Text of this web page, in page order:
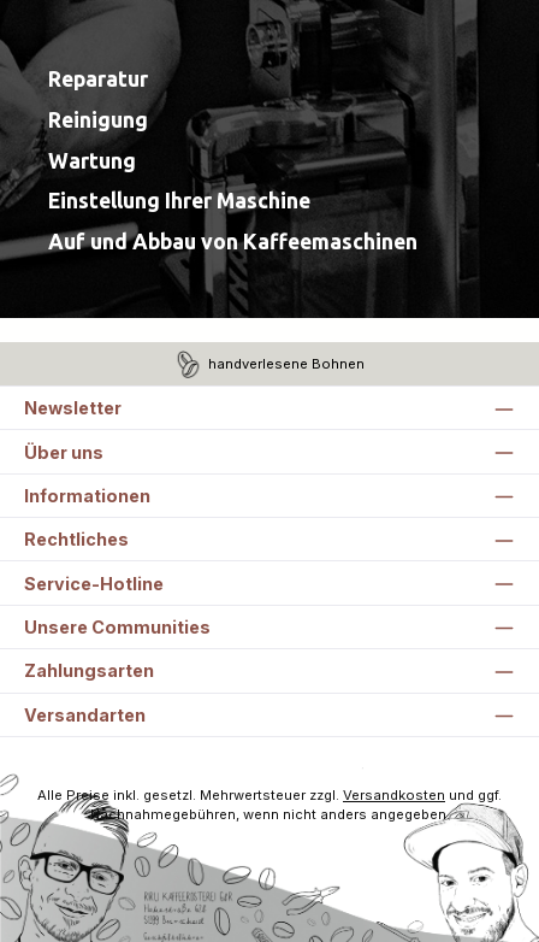
Reparatur
Reinigung
Wartung
Einstellung Ihrer Maschine
Auf und Abbau von Kaffeemaschinen
handverlesene Bohnen
Newsletter
Über uns
Informationen
Rechtliches
Service-Hotline
Unsere Communities
Zahlungsarten
Versandarten
Alle Preise inkl. gesetzl. Mehrwertsteuer zzgl. Versandkosten und ggf.
Nachnahmegebühren, wenn nicht anders angegeben.